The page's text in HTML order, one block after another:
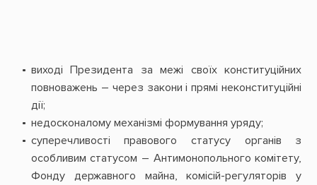
виході Президента за межі своїх конституційних
повноважень – через закони і прямі неконституційні
дії;
недосконалому механізмі формування уряду;
суперечливості правового статусу органів з
особливим статусом – Антимонопольного комітету,
Фонду державного майна, комісій-регуляторів у